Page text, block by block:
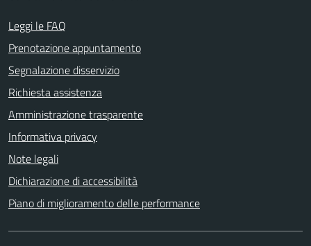
Leggi le FAQ
Prenotazione appuntamento
Segnalazione disservizio
Richiesta assistenza
Amministrazione trasparente
Informativa privacy
Note legali
Dichiarazione di accessibilità
Piano di miglioramento delle performance